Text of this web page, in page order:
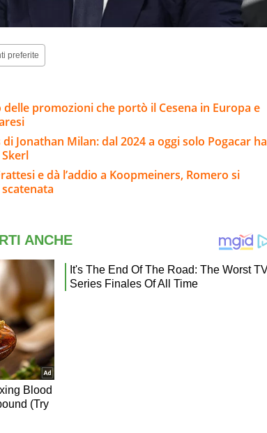
preferite
promozioni che portò il Cesena in Europa e
Jonathan Milan: dal 2024 a oggi solo Pogacar ha
e dà l’addio a Koopmeiners, Romero si